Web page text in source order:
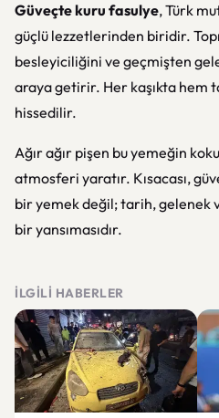
Güveçte kuru fasulye, Türk
güçlü lezzetlerinden biridir.
besleyiciliğini ve geçmişten
araya getirir. Her kaşıkta hem
hissedilir.
Ağır ağır pişen bu yemeğin
atmosferi yaratır. Kısacası,
bir yemek değil; tarih, gelenek
bir yansımasıdır.
İLGILI HABERLER